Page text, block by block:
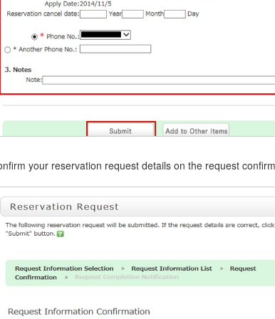
your reservation request details on the request